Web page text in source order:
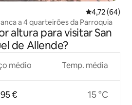
Classificação
4,72 (64)
a 4 quarteirões da Parroquia
altura para visitar San
de Allende?
médio
95 €
Temp. média
15 °C